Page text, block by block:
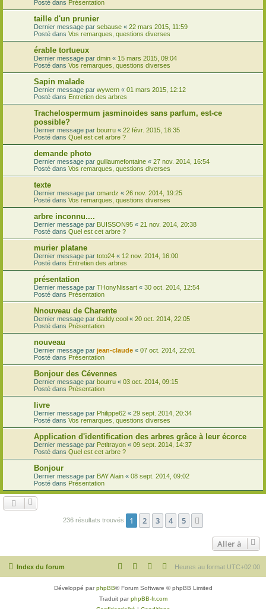
Posté dans Présentation
taille d'un prunier
Dernier message par sebause « 22 mars 2015, 11:59
Posté dans Vos remarques, questions diverses
érable tortueux
Dernier message par dmin « 15 mars 2015, 09:04
Posté dans Vos remarques, questions diverses
Sapin malade
Dernier message par wywern « 01 mars 2015, 12:12
Posté dans Entretien des arbres
Trachelospermum jasminoides sans parfum, est-ce
possible?
Dernier message par bourru « 22 févr. 2015, 18:35
Posté dans Quel est cet arbre ?
demande photo
Dernier message par guillaumefontaine « 27 nov. 2014, 16:54
Posté dans Vos remarques, questions diverses
texte
Dernier message par omardz « 26 nov. 2014, 19:25
Posté dans Vos remarques, questions diverses
arbre inconnu....
Dernier message par BUISSON95 « 21 nov. 2014, 20:38
Posté dans Quel est cet arbre ?
murier platane
Dernier message par toto24 « 12 nov. 2014, 16:00
Posté dans Entretien des arbres
présentation
Dernier message par THonyNissart « 30 oct. 2014, 12:54
Posté dans Présentation
Nnouveau de Charente
Dernier message par daddy.cool « 20 oct. 2014, 22:05
Posté dans Présentation
nouveau
Dernier message par jean-claude « 07 oct. 2014, 22:01
Posté dans Présentation
Bonjour des Cévennes
Dernier message par bourru « 03 oct. 2014, 09:15
Posté dans Présentation
livre
Dernier message par Philippe62 « 29 sept. 2014, 20:34
Posté dans Vos remarques, questions diverses
Application d'identification des arbres grâce à leur écorce
Dernier message par Petitrayon « 09 sept. 2014, 14:37
Posté dans Quel est cet arbre ?
Bonjour
Dernier message par BAY Alain « 08 sept. 2014, 09:02
Posté dans Présentation
236 résultats trouvés 1 2 3 4 5
Aller à
Index du forum Heures au format UTC+02:00
Développé parphpBB® Forum Software © phpBB Limited
Traduit parphpBB-fr.com